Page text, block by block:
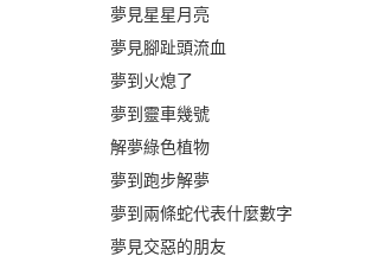
夢見星星月亮
夢見腳趾頭流血
夢到火熄了
夢到靈車幾號
解夢綠色植物
夢到跑步解夢
夢到兩條蛇代表什麼數字
夢見交惡的朋友